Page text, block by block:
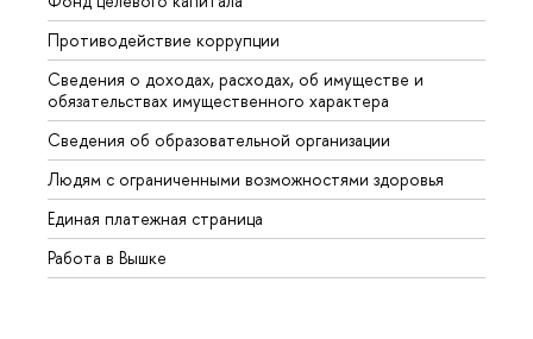
Противодействие коррупции
Сведения о доходах, расходах, об имуществе и
обязательствах имущественного характера
Сведения об образовательной организации
Людям с ограниченными возможностями здоровья
Единая платежная страница
Работа в Вышке